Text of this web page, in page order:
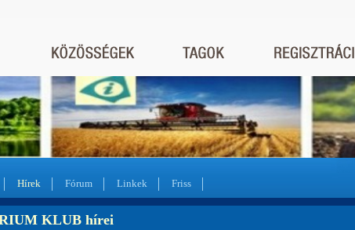
Hírek Fórum Linkek Friss
KLUB hírei